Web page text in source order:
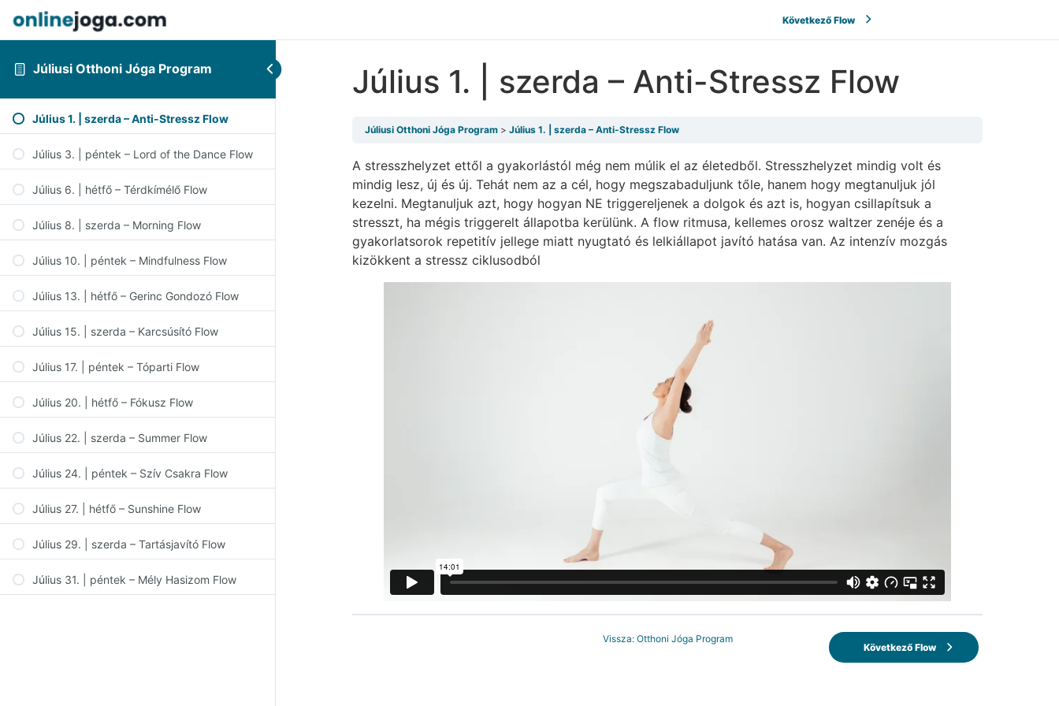
Júliusi Otthoni Jóga Program
Július 1. | szerda – Anti-Stressz Flow
Július 3. | péntek – Lord of the Dance Flow
Július 6. | hétfő – Térdkímélő Flow
Július 8. | szerda – Morning Flow
Július 10. | péntek – Mindfulness Flow
Július 13. | hétfő – Gerinc Gondozó Flow
Július 15. | szerda – Karcsúsító Flow
Július 17. | péntek – Tóparti Flow
Július 20. | hétfő – Fókusz Flow
Július 22. | szerda – Summer Flow
Július 24. | péntek – Szív Csakra Flow
Július 27. | hétfő – Sunshine Flow
Július 29. | szerda – Tartásjavító Flow
Július 31. | péntek – Mély Hasizom Flow
Következő Flow
Július 1. | szerda – Anti-Stressz Flow
Júliusi Otthoni Jóga Program Július 1. | szerda – Anti-Stressz Flow
A stresszhelyzet ettől a gyakorlástól még nem múlik el az életedből. Stresszhelyzet mindig volt és
mindig lesz, új és új. Tehát nem az a cél, hogy megszabaduljunk tőle, hanem hogy megtanuljuk jól
kezelni. Megtanuljuk azt, hogy hogyan NE triggereljenek a dolgok és azt is, hogyan csillapítsuk a
stresszt, ha mégis triggerelt állapotba kerülünk. A flow ritmusa, kellemes orosz waltzer zenéje és a
gyakorlatsorok repetitív jellege miatt nyugtató és lelkiállapot javító hatása van. Az intenzív mozgás
kizökkent a stressz ciklusodból
Vissza: Otthoni Jóga Program
Következő Flow